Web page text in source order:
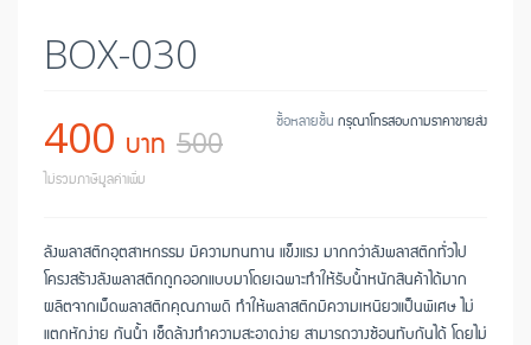
BOX-030
400 บาท 500
ไม่รวมภาษีมูลค่าเพิ่ม
ซื้อหลายชิ้น กรุณาโทรสอบถามราคาขายส่ง
ลังพลาสติกอุตสาหกรรม มีความทนทาน แข็งแรง มากกว่าลังพลาสติกทั่วไป
โครงสร้างลังพลาสติกถูกออกแบบมาโดยเฉพาะทำให้รับน้ำหนักสินค้าได้มาก
ผลิตจากเม็ดพลาสติกคุณภาพดี ทำให้พลาสติกมีความเหนียวแป็นพิเศษ ไม่
แตกหักง่าย กันน้ำ เช็ดล้างทำความสะอาดง่าย สามารถวางซ้อนทับกันได้ โดยไม่